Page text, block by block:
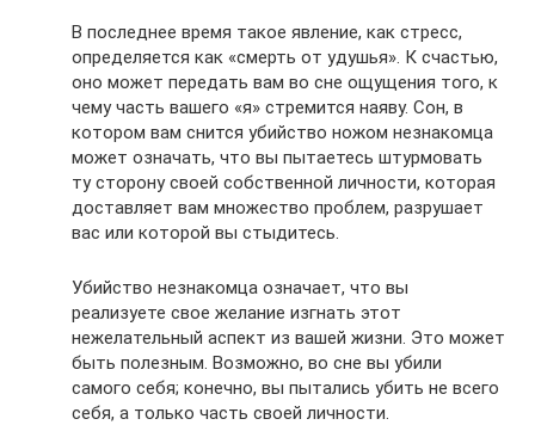
В последнее время такое явление, как стресс,
определяется как «смерть от удушья». К счастью,
оно может передать вам во сне ощущения того, к
чему часть вашего «я» стремится наяву. Сон, в
котором вам снится убийство ножом незнакомца
может означать, что вы пытаетесь штурмовать
ту сторону своей собственной личности, которая
доставляет вам множество проблем, разрушает
вас или которой вы стыдитесь.
Убийство незнакомца означает, что вы
реализуете свое желание изгнать этот
нежелательный аспект из вашей жизни. Это может
быть полезным. Возможно, во сне вы убили
самого себя; конечно, вы пытались убить не всего
себя, а только часть своей личности.